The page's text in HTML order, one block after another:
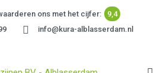
ons met het cijfer:
9,4
info@kura-alblasserdam.nl